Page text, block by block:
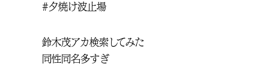
#夕焼け波止場
鈴木茂アカ検索してみた
同性同名多すぎ